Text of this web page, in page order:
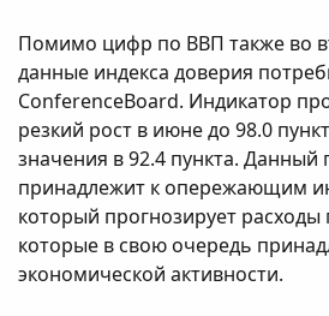
Помимо цифр по ВВП также во
данные индекса доверия
ConferenceBoard. Индикатор
резкий рост в июне до 98.0
значения в 92.4 пункта. Данный
принадлежит к опережающим
который прогнозирует расходы
которые в свою очередь
экономической активности.